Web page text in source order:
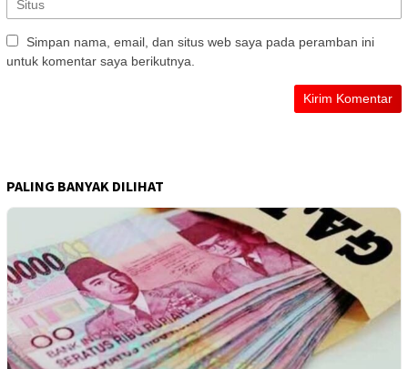
Simpan nama, email, dan situs web saya pada peramban ini
untuk komentar saya berikutnya.
PALING BANYAK DILIHAT